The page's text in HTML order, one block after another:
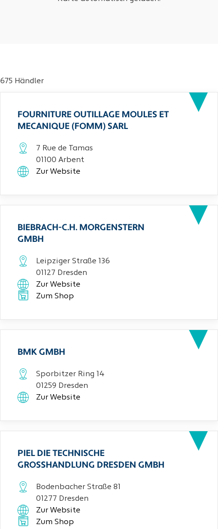
675 Händler
FOURNITURE OUTILLAGE MOULES ET
MECANIQUE (FOMM) SARL
7 Rue de Tamas
01100 Arbent
Zur Website
BIEBRACH-C.H. MORGENSTERN
GMBH
Leipziger Straße 136
01127 Dresden
Zur Website
Zum Shop
BMK GMBH
Sporbitzer Ring 14
01259 Dresden
Zur Website
PIEL DIE TECHNISCHE
GROSSHANDLUNG DRESDEN GMBH
Bodenbacher Straße 81
01277 Dresden
Zur Website
Zum Shop